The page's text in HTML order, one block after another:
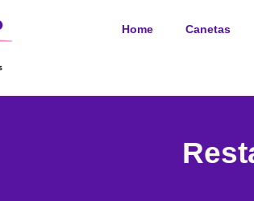
Home Canetas